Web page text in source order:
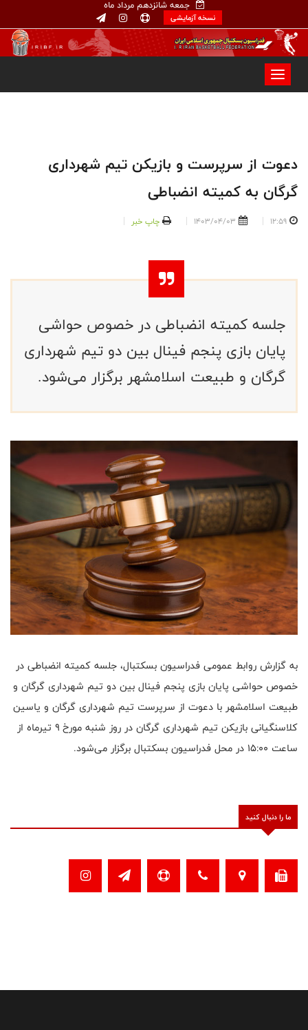
جمعه شانزدهم مرداد ماه
نسخه آزمایشی
دعوت از سرپرست و بازیکن تیم شهرداری
گرگان به کمیته انضباطی
12:59
1403/04/03 چاپ خبر
جلسه کمیته انضباطی در خصوص حواشی
پایان بازی پنجم فینال بین دو تیم شهرداری
گرگان و طبیعت اسلامشهر برگزار می‌شود.
به گزارش روابط عمومی فدراسیون بسکتبال، جلسه کمیته انضباطی در
خصوص حواشی پایان بازی پنجم فینال بین دو تیم شهرداری گرگان و
طبیعت اسلامشهر با دعوت از سرپرست تیم شهرداری گرگان و یاسین
کلاسنگیانی بازیکن تیم شهرداری گرگان در روز شنبه مورخ ۹ تیرماه از
ساعت ۱۵:۰۰ در محل فدراسیون بسکتبال برگزار می‌شود.
ما را دنبال کنید